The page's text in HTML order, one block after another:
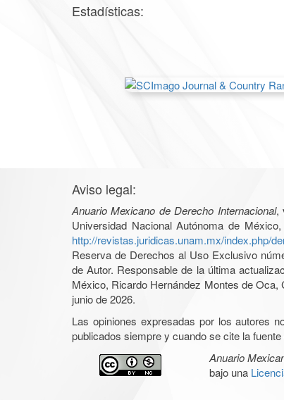
Estadísticas:
Aviso legal:
Anuario Mexicano de Derecho Internacional,
Universidad Nacional Autónoma de
http://revistas.juridicas.unam.mx/index.php/
Reserva de Derechos al Uso Exclusivo
de Autor. Responsable de la última
México, Ricardo Hernández Montes de
junio de 2026.
Las opiniones expresadas por los autores
publicados siempre y cuando se cite la
Anuario
bajo una